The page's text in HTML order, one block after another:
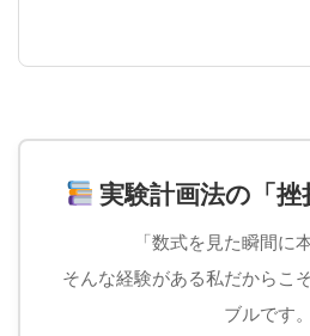
実験計画法の「
「数式を見た瞬間に
そんな経験がある私だからこ
ブルです。